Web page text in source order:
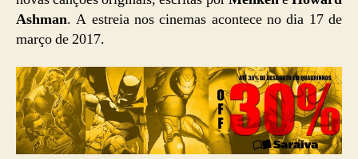
Ashman. A estreia nos cinemas acontece no dia 17 de
março de 2017.